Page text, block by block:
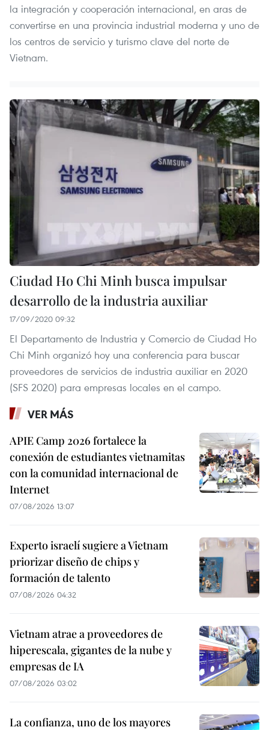
la integración y cooperación internacional, en aras de
convertirse en una provincia industrial moderna y uno de
los centros de servicio y turismo clave del norte de
Vietnam.
Ciudad Ho Chi Minh busca impulsar
desarrollo de la industria auxiliar
17/09/2020 09:32
El Departamento de Industria y Comercio de Ciudad Ho
Chi Minh organizó hoy una conferencia para buscar
proveedores de servicios de industria auxiliar en 2020
(SFS 2020) para empresas locales en el campo.
VER MÁS
APIE Camp 2026 fortalece la
conexión de estudiantes vietnamitas
con la comunidad internacional de
Internet
07/08/2026 13:07
Experto israelí sugiere a Vietnam
priorizar diseño de chips y
formación de talento
07/08/2026 04:32
Vietnam atrae a proveedores de
hiperescala, gigantes de la nube y
empresas de IA
07/08/2026 03:02
La confianza, uno de los mayores